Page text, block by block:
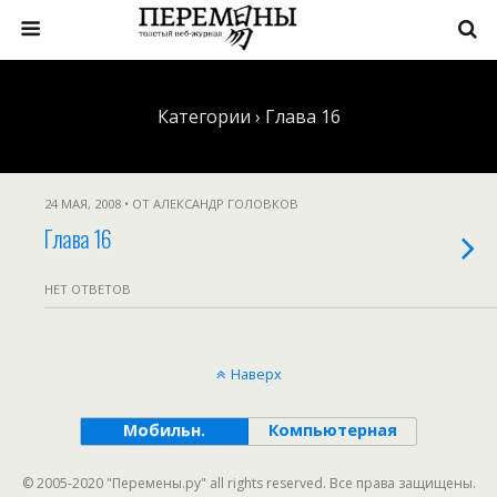
Категории › Глава 16
24 МАЯ, 2008 • ОТ АЛЕКСАНДР ГОЛОВКОВ
Глава 16
НЕТ ОТВЕТОВ
Наверх
Мобильн. Компьютерная
© 2005-2020 "Перемены.ру" all rights reserved. Все права защищены.